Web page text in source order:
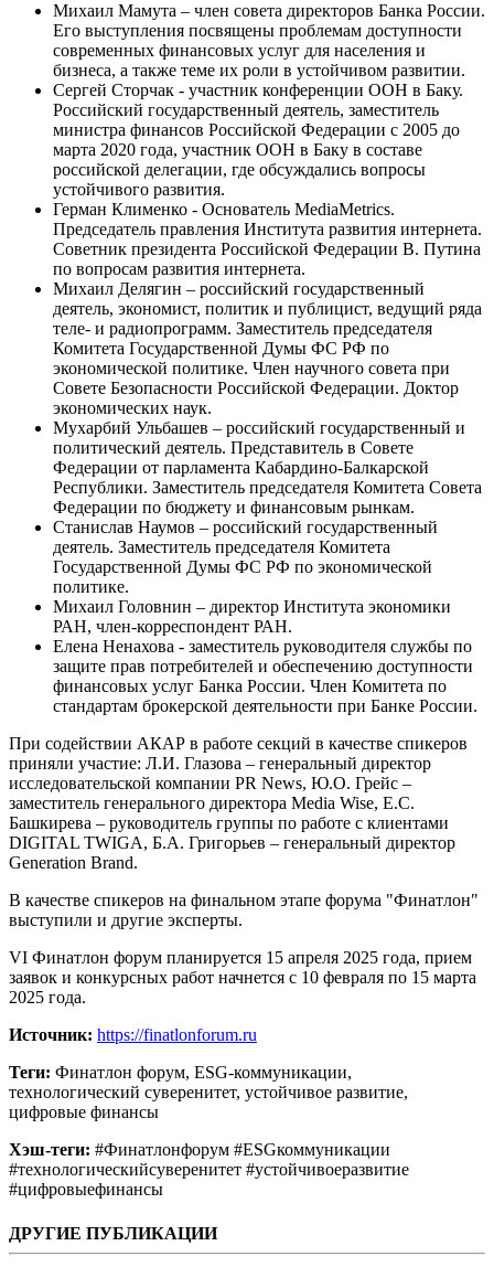
Михаил Мамута – член совета директоров Банка России.
Его выступления посвящены проблемам доступности
современных финансовых услуг для населения и
бизнеса, а также теме их роли в устойчивом развитии.
Сергей Сторчак - участник конференции ООН в Баку.
Российский государственный деятель, заместитель
министра финансов Российской Федерации с 2005 до
марта 2020 года, участник ООН в Баку в составе
российской делегации, где обсуждались вопросы
устойчивого развития.
Герман Клименко - Основатель MediaMetrics.
Председатель правления Института развития интернета.
Советник президента Российской Федерации В. Путина
по вопросам развития интернета.
Михаил Делягин – российский государственный
деятель, экономист, политик и публицист, ведущий ряда
теле- и радиопрограмм. Заместитель председателя
Комитета Государственной Думы ФС РФ по
экономической политике. Член научного совета при
Совете Безопасности Российской Федерации. Доктор
экономических наук.
Мухарбий Ульбашев – российский государственный и
политический деятель. Представитель в Совете
Федерации от парламента Кабардино-Балкарской
Республики. Заместитель председателя Комитета Совета
Федерации по бюджету и финансовым рынкам.
Станислав Наумов – российский государственный
деятель. Заместитель председателя Комитета
Государственной Думы ФС РФ по экономической
политике.
Михаил Головнин – директор Института экономики
РАН, член-корреспондент РАН.
Елена Ненахова - заместитель руководителя службы по
защите прав потребителей и обеспечению доступности
финансовых услуг Банка России. Член Комитета по
стандартам брокерской деятельности при Банке России.
При содействии АКАР в работе секций в качестве спикеров
приняли участие: Л.И. Глазова – генеральный директор
исследовательской компании PR News, Ю.О. Грейс –
заместитель генерального директора Media Wise, Е.С.
Башкирева – руководитель группы по работе с клиентами
DIGITAL TWIGA, Б.А. Григорьев – генеральный директор
Generation Brand.
В качестве спикеров на финальном этапе форума "Финатлон"
выступили и другие эксперты.
VI Финатлон форум планируется 15 апреля 2025 года, прием
заявок и конкурсных работ начнется с 10 февраля по 15 марта
2025 года.
Источник: https://finatlonforum.ru
Теги: Финатлон форум, ESG-коммуникации,
технологический суверенитет, устойчивое развитие,
цифровые финансы
Хэш-теги: #Финатлонфорум #ESGкоммуникации
#технологическийсуверенитет #устойчивоеразвитие
#цифровыефинансы
ДРУГИЕ ПУБЛИКАЦИИ